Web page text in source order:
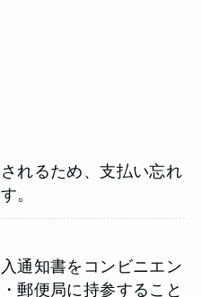
れるため、支払い忘れ
。
通知書をコンビニエン
郵便局に持参すること